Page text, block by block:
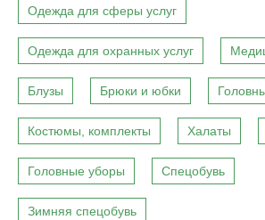
Одежда для сферы услуг
Одежда для охранных услуг
Блузы Брюки и юбки
Костюмы, комплекты Халаты
Головные уборы Спецобувь
Зимняя спецобувь